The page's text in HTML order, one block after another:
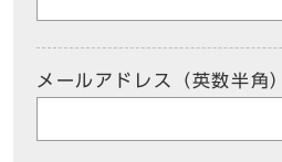
メールアドレス（英数半角）